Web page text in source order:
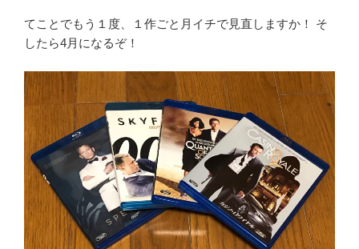
てことでもう１度、１作ごと月イチで見直しますか！ そ
したら4月になるぞ！